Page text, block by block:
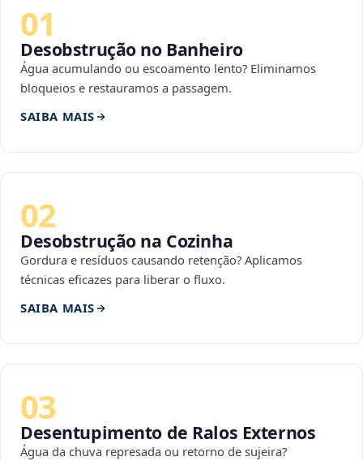
01
Desobstrução no Banheiro
Água acumulando ou escoamento lento? Eliminamos
bloqueios e restauramos a passagem.
SAIBA MAIS
02
Desobstrução na Cozinha
Gordura e resíduos causando retenção? Aplicamos
técnicas eficazes para liberar o fluxo.
SAIBA MAIS
03
Desentupimento de Ralos Externos
Água da chuva represada ou retorno de sujeira?